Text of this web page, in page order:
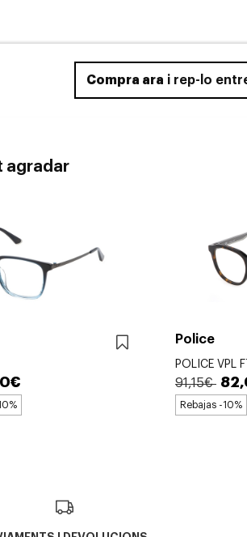
Compra ara i rep-lo
agradar
Police
POLICE VPL
91,15€
Rebajas -10%